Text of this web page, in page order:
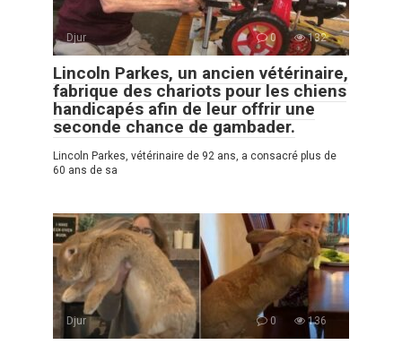
Djur 0 132
Lincoln Parkes, un ancien vétérinaire,
fabrique des chariots pour les chiens
handicapés afin de leur offrir une
seconde chance de gambader.
Lincoln Parkes, vétérinaire de 92 ans, a consacré plus de
60 ans de sa
Djur 0 136